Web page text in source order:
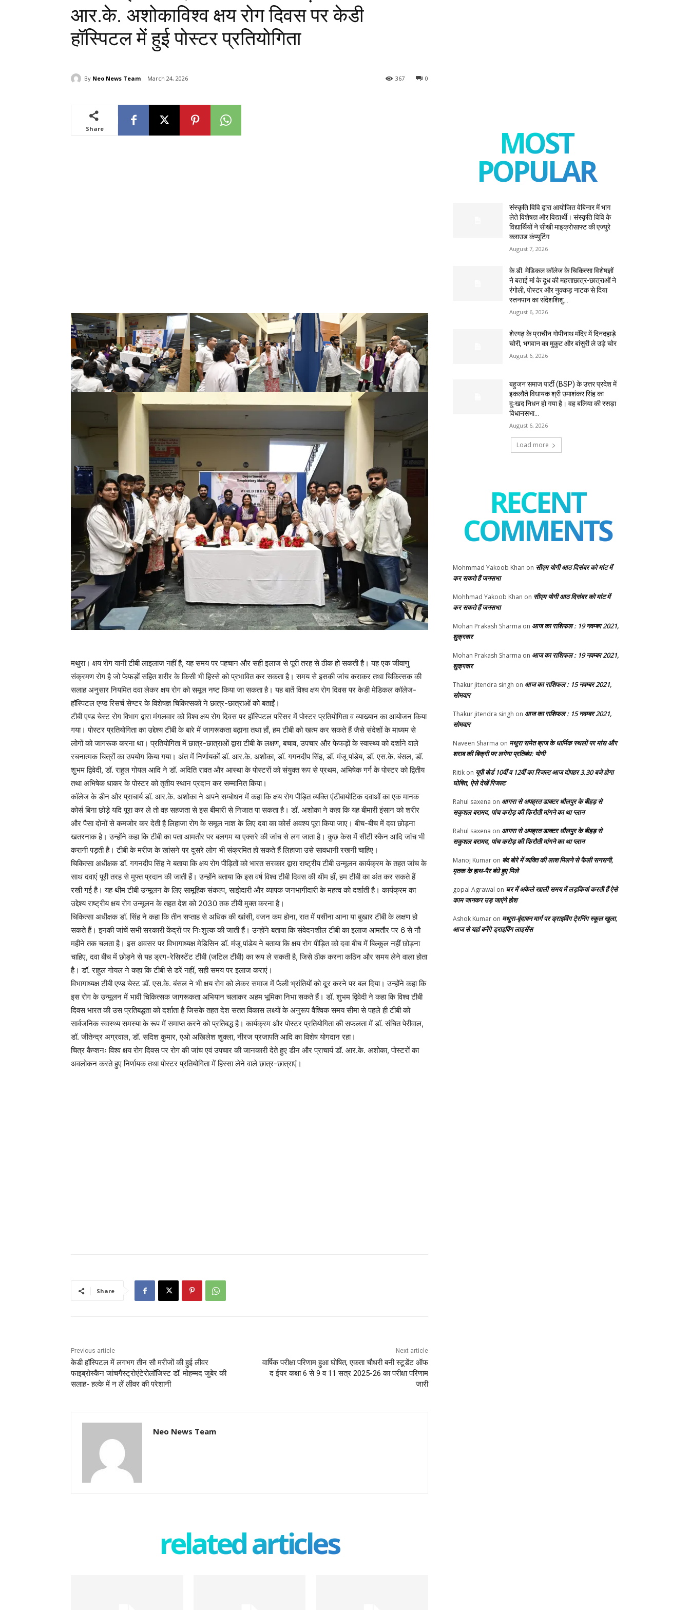
आर.के. अशोकाविश्व क्षय रोग दिवस पर केडी
हॉस्पिटल में हुई पोस्टर प्रतियोगिता
By Neo News Team March 24, 2026 0
367
Share
मथुरा। क्षय रोग यानी टीबी लाइलाज नहीं है, यह समय पर पहचान और सही इलाज से पूरी तरह से ठीक हो सकती है। यह एक जीवाणु
संक्रमण रोग है जो फेफड़ों सहित शरीर के किसी भी हिस्से को प्रभावित कर सकता है। समय से इसकी जांच कराकर तथा चिकित्सक की
सलाह अनुसार नियमित दवा लेकर क्षय रोग को समूल नष्ट किया जा सकता है। यह बातें विश्व क्षय रोग दिवस पर केडी मेडिकल कॉलेज-
हॉस्पिटल एण्ड रिसर्च सेण्टर के विशेषज्ञ चिकित्सकों ने छात्र-छात्राओं को बताईं।
टीबी एण्ड चेस्ट रोग विभाग द्वारा मंगलवार को विश्व क्षय रोग दिवस पर हॉस्पिटल परिसर में पोस्टर प्रतियोगिता व व्याख्यान का आयोजन किया
गया। पोस्टर प्रतियोगिता का उद्देश्य टीबी के बारे में जागरूकता बढ़ाना तथा हाँ, हम टीबी को खत्म कर सकते हैं जैसे संदेशों के माध्यम से
लोगों को जागरूक करना था। प्रतियोगिता में छात्र-छात्राओं द्वारा टीबी के लक्षण, बचाव, उपचार और फेफड़ों के स्वास्थ्य को दर्शाने वाले
रचनात्मक चित्रों का उपयोग किया गया। अंत में निर्णायकों डॉ. आर.के. अशोका, डॉ. गगनदीप सिंह, डॉ. मंजू पांडेय, डॉ. एस.के. बंसल, डॉ.
शुभम द्विवेदी, डॉ. राहुल गोयल आदि ने डॉ. अदिति रावत और आस्था के पोस्टरों को संयुक्त रूप से प्रथम, अभिषेक गर्ग के पोस्टर को द्वितीय
तथा अभिषेक धाकर के पोस्टर को तृतीय स्थान प्रदान कर सम्मानित किया।
कॉलेज के डीन और प्राचार्य डॉ. आर.के. अशोका ने अपने सम्बोधन में कहा कि क्षय रोग पीड़ित व्यक्ति एंटीबायोटिक दवाओं का एक मानक
कोर्स बिना छोड़े यदि पूरा कर ले तो वह सहजता से इस बीमारी से निजात पा सकता है। डॉ. अशोका ने कहा कि यह बीमारी इंसान को शरीर
और पैसा दोनों से कमजोर कर देती है लिहाजा रोग के समूल नाश के लिए दवा का कोर्स अवश्य पूरा किया जाए। बीच-बीच में दवा छोड़ना
खतरनाक है। उन्होंने कहा कि टीबी का पता आमतौर पर बलगम या एक्सरे की जांच से लग जाता है। कुछ केस में सीटी स्कैन आदि जांच भी
करानी पड़ती है। टीबी के मरीज के खांसने पर दूसरे लोग भी संक्रमित हो सकते हैं लिहाजा उसे सावधानी रखनी चाहिए।
चिकित्सा अधीक्षक डॉ. गगनदीप सिंह ने बताया कि क्षय रोग पीड़ितों को भारत सरकार द्वारा राष्ट्रीय टीबी उन्मूलन कार्यक्रम के तहत जांच के
साथ दवाएं पूरी तरह से मुफ्त प्रदान की जाती हैं। उन्होंने बताया कि इस वर्ष विश्व टीबी दिवस की थीम हाँ, हम टीबी का अंत कर सकते हैं
रखी गई है। यह थीम टीबी उन्मूलन के लिए सामूहिक संकल्प, साझेदारी और व्यापक जनभागीदारी के महत्व को दर्शाती है। कार्यक्रम का
उद्देश्य राष्ट्रीय क्षय रोग उन्मूलन के तहत देश को 2030 तक टीबी मुक्त करना है।
चिकित्सा अधीक्षक डॉ. सिंह ने कहा कि तीन सप्ताह से अधिक की खांसी, वजन कम होना, रात में पसीना आना या बुखार टीबी के लक्षण हो
सकते हैं। इनकी जांचें सभी सरकारी केंद्रों पर निःशुल्क की जाती हैं। उन्होंने बताया कि संवेदनशील टीबी का इलाज आमतौर पर 6 से नौ
महीने तक चलता है। इस अवसर पर विभागाध्यक्ष मेडिसिन डॉ. मंजू पांडेय ने बताया कि क्षय रोग पीड़ित को दवा बीच में बिल्कुल नहीं छोड़ना
चाहिए, दवा बीच में छोड़ने से यह ड्रग-रेसिस्टेंट टीबी (जटिल टीबी) का रूप ले सकती है, जिसे ठीक करना कठिन और समय लेने वाला होता
है। डॉ. राहुल गोयल ने कहा कि टीबी से डरें नहीं, सही समय पर इलाज कराएं।
विभागाध्यक्ष टीबी एण्ड चेस्ट डॉ. एस.के. बंसल ने भी क्षय रोग को लेकर समाज में फैली भ्रांतियों को दूर करने पर बल दिया। उन्होंने कहा कि
इस रोग के उन्मूलन में भावी चिकित्सक जागरूकता अभियान चलाकर अहम भूमिका निभा सकते हैं। डॉ. शुभम द्विवेदी ने कहा कि विश्व टीबी
दिवस भारत की उस प्रतिबद्धता को दर्शाता है जिसके तहत देश सतत विकास लक्ष्यों के अनुरूप वैश्विक समय सीमा से पहले ही टीबी को
सार्वजनिक स्वास्थ्य समस्या के रूप में समाप्त करने को प्रतिबद्ध है। कार्यक्रम और पोस्टर प्रतियोगिता की सफलता में डॉ. संचित पेरीवाल,
डॉ. जीतेन्द्र अग्रवाल, डॉ. सदिश कुमार, एओ अखिलेश शुक्ला, नीरज प्रजापति आदि का विशेष योगदान रहा।
चित्र कैप्शनः विश्व क्षय रोग दिवस पर रोग की जांच एवं उपचार की जानकारी देते हुए डीन और प्राचार्य डॉ. आर.के. अशोका, पोस्टरों का
अवलोकन करते हुए निर्णायक तथा पोस्टर प्रतियोगिता में हिस्सा लेने वाले छात्र-छात्राएं।
Share
Previous article
केडी हॉस्पिटल में लगभग तीन सौ मरीजों की हुई लीवर
फाइब्रोस्कैन जांचगैस्ट्रोएंटेरोलॉजिस्ट डॉ. मोहम्मद जुबेर की
सलाह- हल्के में न लें लीवर की परेशानी
Next article
वार्षिक परीक्षा परिणाम हुआ घोषित, एकता चौधरी बनी स्टूडेंट ऑफ
द ईयर कक्षा 6 से 9 व 11 सत्र 2025-26 का परीक्षा परिणाम
जारी
Neo News Team
related articles
MOST
POPULAR
संस्कृति विवि द्वारा आयोजित वेबिनार में भाग
लेते विशेषज्ञ और विद्यार्थी। संस्कृति विवि के
विद्यार्थियों ने सीखी माइक्रोसाफ्ट की एज्युरे
क्लाउड कंप्युटिंग
August 7, 2026
के.डी. मेडिकल कॉलेज के चिकित्सा विशेषज्ञों
ने बताई मां के दूध की महत्ताछात्र-छात्राओं ने
रंगोली, पोस्टर और नुक्कड़ नाटक से दिया
स्तनपान का संदेशशिशु...
August 6, 2026
शेरगढ़ के प्राचीन गोपीनाथ मंदिर में दिनदहाड़े
चोरी, भगवान का मुकुट और बांसुरी ले उड़े चोर
August 6, 2026
बहुजन समाज पार्टी (BSP) के उत्तर प्रदेश में
इकलौते विधायक श्री उमाशंकर सिंह का
दुःखद निधन हो गया है। वह बलिया की रसड़ा
विधानसभा...
August 6, 2026
Load more
RECENT
COMMENTS
Mohmmad Yakoob Khan on सीएम योगी आठ दिसंबर को मांट में
कर सकते हैं जनसभा
Mohhmad Yakoob Khan on सीएम योगी आठ दिसंबर को मांट में
कर सकते हैं जनसभा
Mohan Prakash Sharma on आज का राशिफल : 19 नवम्बर 2021,
शुक्रवार
Mohan Prakash Sharma on आज का राशिफल : 19 नवम्बर 2021,
शुक्रवार
Thakur jitendra singh on आज का राशिफल : 15 नवम्बर 2021,
सोमवार
Thakur jitendra singh on आज का राशिफल : 15 नवम्बर 2021,
सोमवार
Naveen Sharma on मथुरा समेत ब्रज के धार्मिक स्थलों पर मांस और
शराब की बिक्री पर लगेगा प्रतिबंध: योगी
Ritik on यूपी बोर्ड 10वीं व 12वीं का रिजल्ट आज दोपहर 3.30 बजे होगा
घोषित, ऐसे देखें रिजल्ट
Rahul saxena on आगरा से अपह्रत डाक्टर धौलपुर के बीहड़ से
सकुशल बरामद, पांच करोड़ की फिरौती मांगने का था प्लान
Rahul saxena on आगरा से अपह्रत डाक्टर धौलपुर के बीहड़ से
सकुशल बरामद, पांच करोड़ की फिरौती मांगने का था प्लान
Manoj Kumar on बंद बोरे में व्यक्ति की लाश मिलने से फैली सनसनी,
मृतक के हाथ-पैर बंधे हुए मिले
gopal Agrawal on घर में अकेले खाली समय में लड़कियां करती हैं ऐसे
काम जानकर उड़ जाएंगे होश
Ashok Kumar on मथुरा-वृंदावन मार्ग पर ड्राइविंग टे्रनिंग स्कूल खुला,
आज से यहां बनेंगे ड्राइविंग लाइसेंस